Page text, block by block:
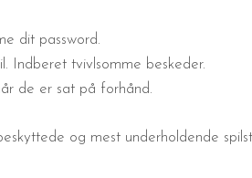
dit password.
Indberet tvivlsomme beskeder.
de er sat på forhånd.
og mest underholdende